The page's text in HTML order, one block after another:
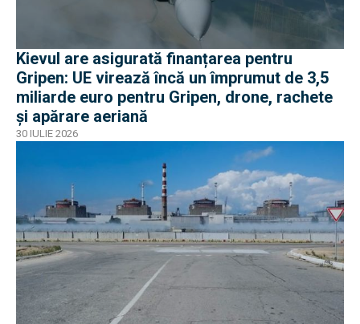
Kievul are asigurată finanțarea pentru
Gripen: UE virează încă un împrumut de 3,5
miliarde euro pentru Gripen, drone, rachete
și apărare aeriană
30 IULIE 2026